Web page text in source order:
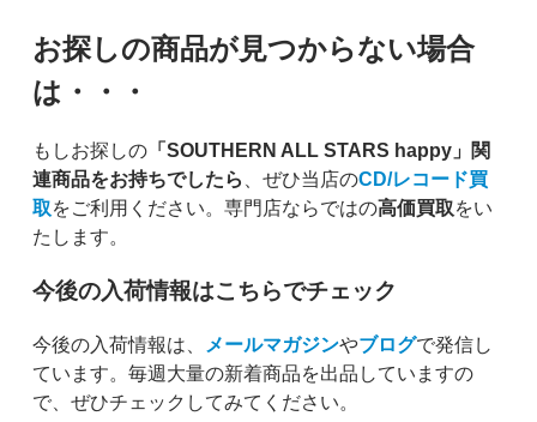
お探しの商品が見つからない場合
は・・・
もしお探しの「SOUTHERN ALL STARS happy」関
連商品をお持ちでしたら 、ぜひ当店のCD/レコード買
取をご利用ください。専門店ならではの高価買取をい
たします。
今後の入荷情報はこちらでチェック
今後の入荷情報は、 メールマガジンやブログで発信し
ています。毎週大量の新着商品を出品していますの
で、ぜひチェックしてみてください。